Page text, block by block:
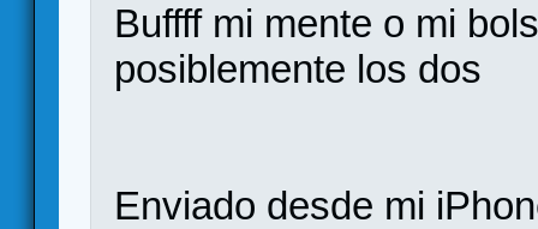
Buffff mi mente o mi
posiblemente los dos
Enviado desde mi